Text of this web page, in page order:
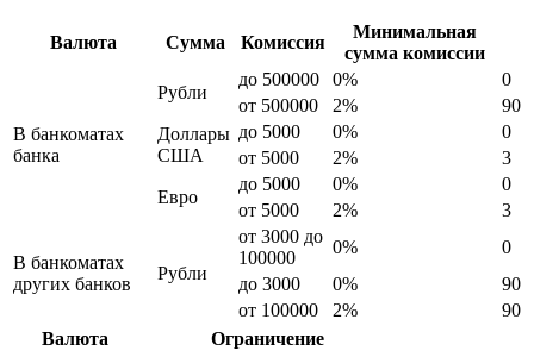
Валюта Сумма Комиссия
Минимальная
сумма комиссии
В банкоматах
банка
Рубли
до 500000 0%
0
от 500000
2%
90
Доллары
США
до 5000 0%
0
от 5000
2%
3
Евро
до 5000 0%
0
от 5000
2% 3
В банкоматах
других банков
Рубли
от 3000 до
100000
0%
0
до 3000
0%
90
от 100000
2%
90
Валюта
Ограничение